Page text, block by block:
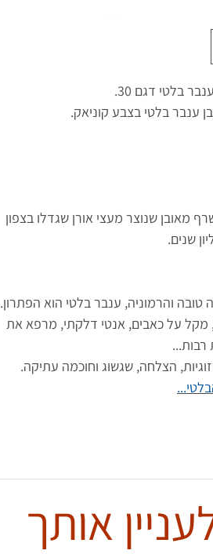
ענבר בלטי בצבע קוניאק.
מאובן שנוצר מעצי אורן שגדלו בצפון
טובה והרמוניה, ענבר בלטי הוא הפתרון.
על כאבים, אנטי דלקתי, מרפא את
רבות...
הצלחה, שגשוג וחוכמה עתיקה.
אותך